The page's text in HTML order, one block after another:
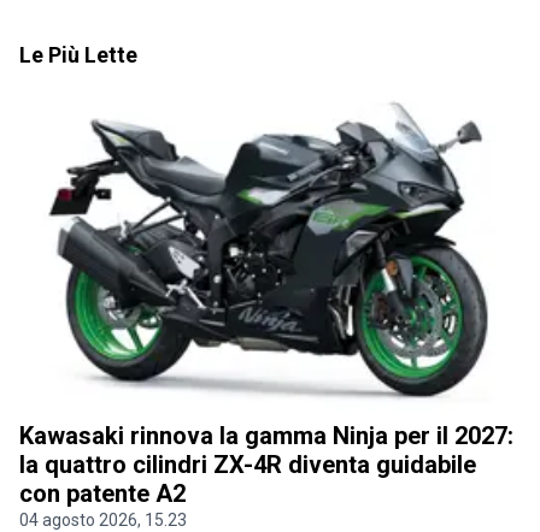
Le Più Lette
Kawasaki rinnova la gamma Ninja per il 2027:
la quattro cilindri ZX-4R diventa guidabile
con patente A2
04 agosto 2026, 15.23